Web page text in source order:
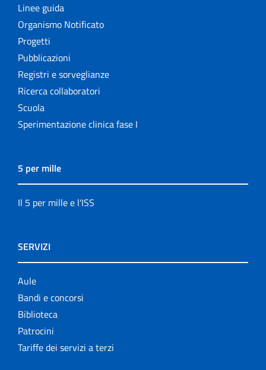
Linee guida
Organismo Notificato
Progetti
Pubblicazioni
Registri e sorveglianze
Ricerca collaboratori
Scuola
Sperimentazione clinica fase I
5 per mille
Il 5 per mille e l'ISS
SERVIZI
Aule
Bandi e concorsi
Biblioteca
Patrocini
Tariffe dei servizi a terzi